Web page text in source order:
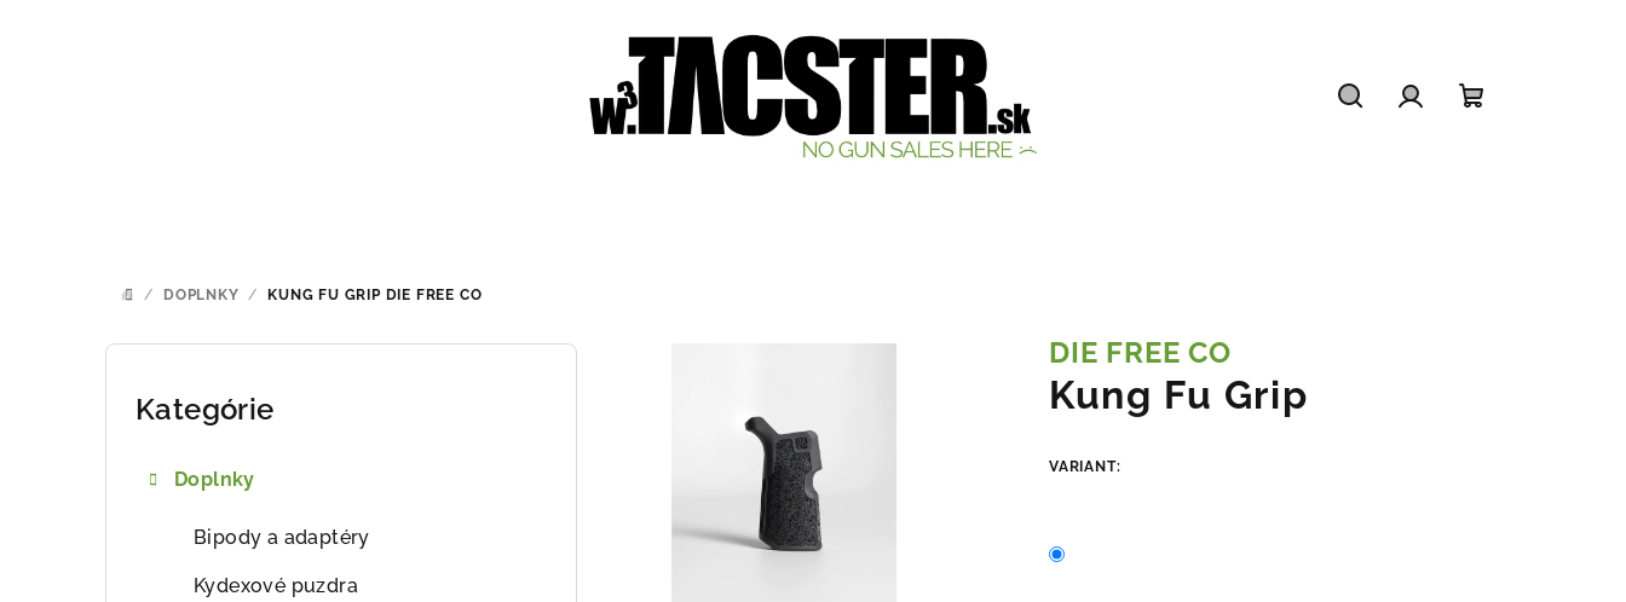
DOMOV
/ DOPLNKY / KUNG FU GRIP DIE FREE CO
B
Preskočiť
Kategórie
Doplnky
Bipody a adaptéry
Kydexové puzdra
DIE FREE CO
Kung Fu Grip
VARIANT: